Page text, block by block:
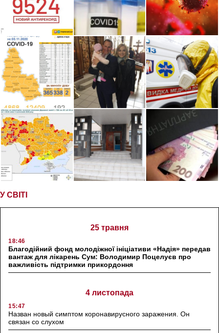
У СВІТІ
25 травня
18:46
Благодійний фонд молодіжної ініціативи «Надія» передав
вантаж для лікарень Сум: Володимир Поцелуєв про
важливість підтримки прикордоння
4 листопада
15:47
Назван новый симптом коронавирусного заражения. Он
связан со слухом